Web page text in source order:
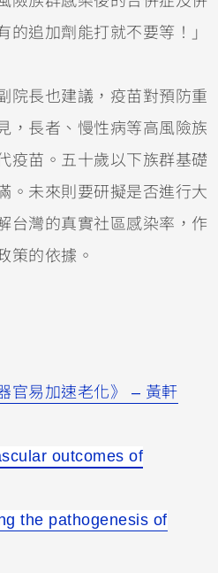
的追加劑能打就不要等！」
院長也建議，疫苗對預防重
，長者、慢性病等高風險族
疫苗。五十歲以下族群基礎
。未來則要研擬是否進行大
台灣的真實社區感染率，作
策的依據。
官易加速老化》 – 黃軒
outcomes of
the pathogenesis of